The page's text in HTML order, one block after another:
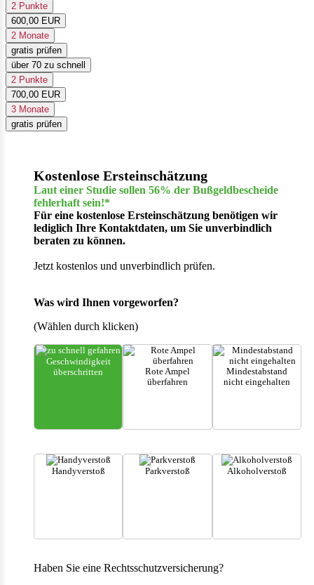
2 Punkte
600,00 EUR
2 Monate
gratis prüfen
über 70 zu schnell
2 Punkte
700,00 EUR
3 Monate
gratis prüfen
Kostenlose Ersteinschätzung
Laut einer Studie sollen 56% der Bußgeldbescheide
fehlerhaft sein!*
Für eine kostenlose Ersteinschätzung benötigen wir
lediglich Ihre Kontaktdaten, um Sie unverbindlich
beraten zu können.
Jetzt kostenlos und unverbindlich prüfen.
Was wird Ihnen vorgeworfen?
(Wählen durch klicken)
Geschwindigkeit
überschritten
Rote Ampel
überfahren
Mindestabstand
nicht eingehalten
Handyverstoß Parkverstoß Alkoholverstoß
Haben Sie eine Rechtsschutzversicherung?